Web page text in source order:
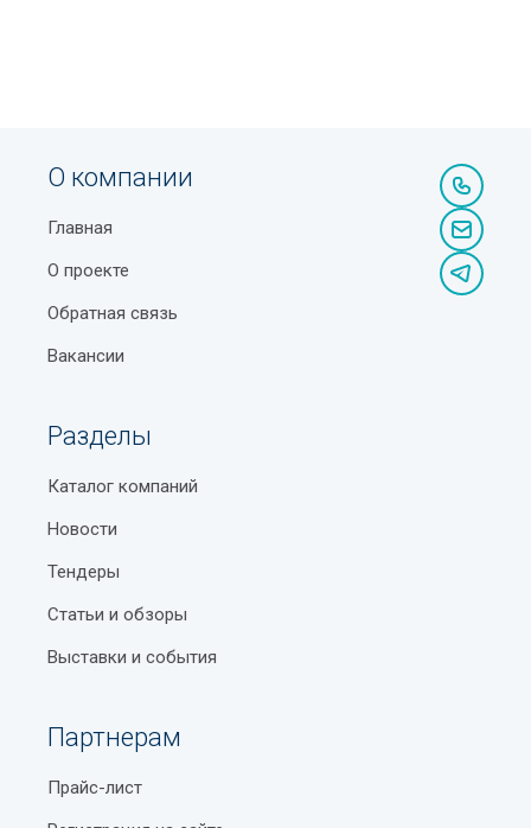
О компании
Главная
О проекте
Обратная связь
Вакансии
Разделы
Каталог компаний
Новости
Тендеры
Статьи и обзоры
Выставки и события
Партнерам
Прайс-лист